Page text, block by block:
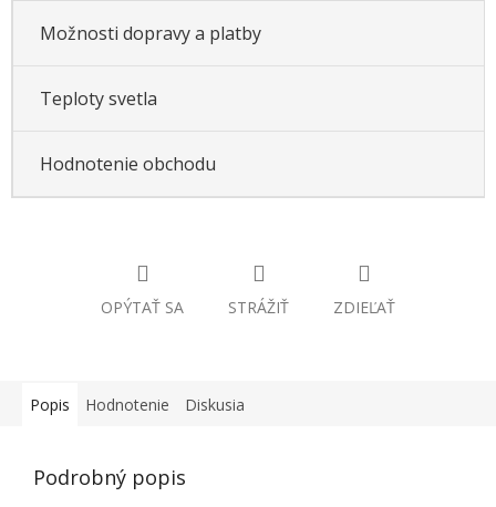
Možnosti dopravy a platby
Teploty svetla
Hodnotenie obchodu
OPÝTAŤ SA STRÁŽIŤ ZDIEĽAŤ
Popis Hodnotenie Diskusia
Podrobný popis